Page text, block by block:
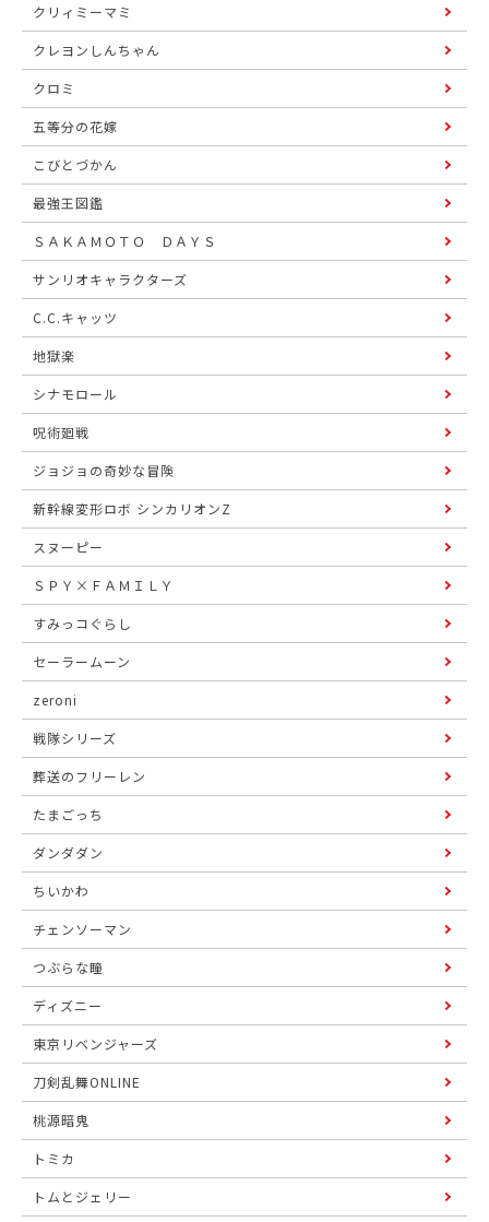
クリィミーマミ
クレヨンしんちゃん
クロミ
五等分の花嫁
こびとづかん
最強王図鑑
ＳＡＫＡＭＯＴＯ ＤＡＹＳ
サンリオキャラクターズ
C.C.キャッツ
地獄楽
シナモロール
呪術廻戦
ジョジョの奇妙な冒険
新幹線変形ロボ シンカリオンZ
スヌーピー
ＳＰＹ×ＦＡＭＩＬＹ
すみっコぐらし
セーラームーン
zeroni
戦隊シリーズ
葬送のフリーレン
たまごっち
ダンダダン
ちいかわ
チェンソーマン
つぶらな瞳
ディズニー
東京リベンジャーズ
刀剣乱舞ONLINE
桃源暗鬼
トミカ
トムとジェリー